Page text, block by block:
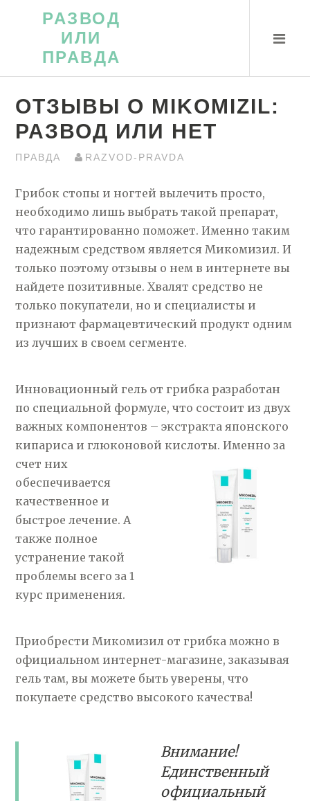
РАЗВОД
ИЛИ
ПРАВДА
ОТЗЫВЫ О MIKOMIZIL:
РАЗВОД ИЛИ НЕТ
ПРАВДА RAZVOD-PRAVDA
Грибок стопы и ногтей вылечить просто,
необходимо лишь выбрать такой препарат,
что гарантированно поможет. Именно таким
надежным средством является Микомизил. И
только поэтому отзывы о нем в интернете вы
найдете позитивные. Хвалят средство не
только покупатели, но и специалисты и
признают фармацевтический продукт одним
из лучших в своем сегменте.
Инновационный гель от грибка разработан
по специальной формуле, что состоит из двух
важных компонентов – экстракта японского
кипариса и глюконовой кислоты. Именно за
счет них
обеспечивается
качественное и
быстрое лечение. А
также полное
устранение такой
проблемы всего за 1
курс применения.
Приобрести Микомизил от грибка можно в
официальном интернет-магазине, заказывая
гель там, вы можете быть уверены, что
покупаете средство высокого качества!
Внимание!
Единственный
официальный